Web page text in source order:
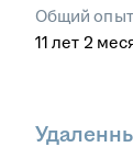
Общий опыт
11 лет 2